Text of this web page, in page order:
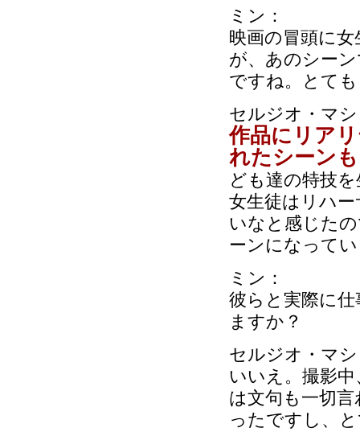
ミン：
映画の冒頭に
が、あのシー
ですね。とて
セルジオ・マ
作品にリア
れたシーン
ども達の特技
女生徒はリハ
いなと感じた
ーンになって
ミン：
彼らと実際に
ますか？
セルジオ・マ
いいえ。撮影中
は文句も一切
ったですし、